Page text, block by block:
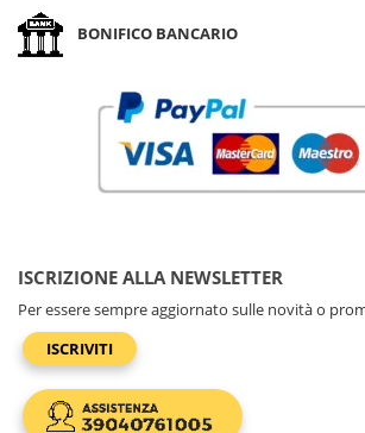
BONIFICO BANCARIO
ISCRIZIONE ALLA NEWSLETTER
Per essere sempre aggiornato sulle novità o
ISCRIVITI